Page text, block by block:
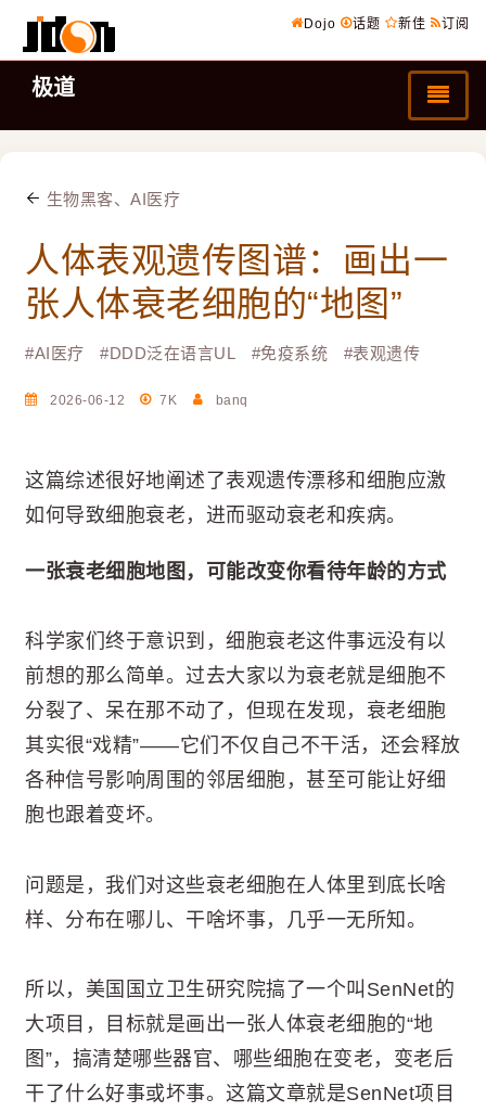
Dojo 话题 新佳 订阅
极道
生物黑客、AI医疗
人体表观遗传图谱：画出一
张人体衰老细胞的“地图”
#AI医疗 #DDD泛在语言UL #免疫系统 #表观遗传
2026-06-12 7K banq
这篇综述很好地阐述了表观遗传漂移和细胞应激
如何导致细胞衰老，进而驱动衰老和疾病。
一张衰老细胞地图，可能改变你看待年龄的方式
科学家们终于意识到，细胞衰老这件事远没有以
前想的那么简单。过去大家以为衰老就是细胞不
分裂了、呆在那不动了，但现在发现，衰老细胞
其实很“戏精”——它们不仅自己不干活，还会释放
各种信号影响周围的邻居细胞，甚至可能让好细
胞也跟着变坏。
问题是，我们对这些衰老细胞在人体里到底长啥
样、分布在哪儿、干啥坏事，几乎一无所知。
所以，美国国立卫生研究院搞了一个叫SenNet的
大项目，目标就是画出一张人体衰老细胞的“地
图”，搞清楚哪些器官、哪些细胞在变老，变老后
干了什么好事或坏事。这篇文章就是SenNet项目